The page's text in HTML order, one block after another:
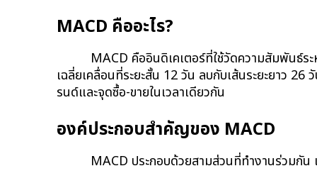
MACD คืออะไร?
MACD คืออินดิเคเตอร์ที่ใช้วัดความสัมพันธ์ร
เฉลี่ยเคลื่อนที่ระยะสั้น 12 วัน ลบกับเส้นระยะยาว
รนด์และจุดซื้อ-ขายในเวลาเดียวกัน
องค์ประกอบสำคัญของ MACD
MACD ประกอบด้วยสามส่วนที่ทำงานร่วมกั